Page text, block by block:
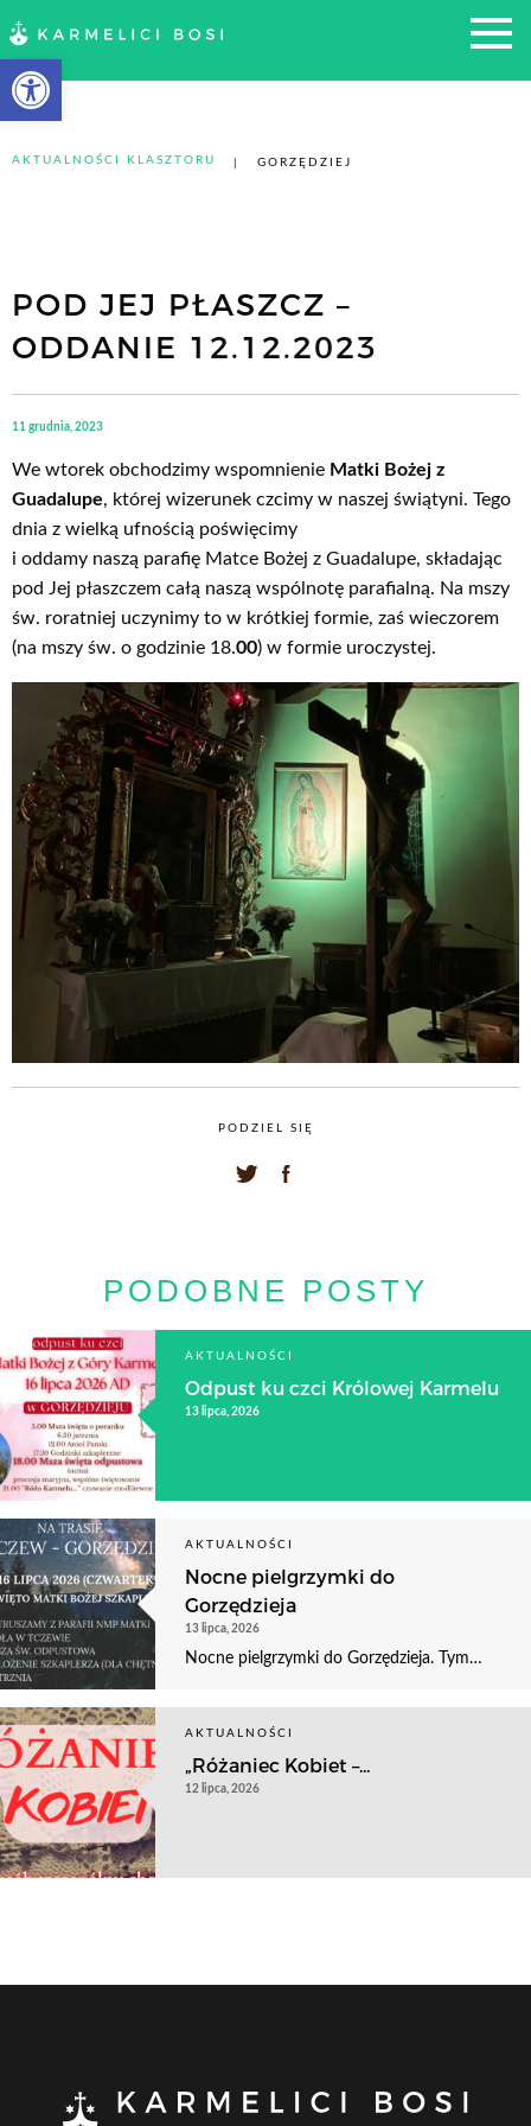
Otwórz pasek narzędzi
AKTUALNOŚCI KLASZTORU GORZĘDZIEJ
POD JEJ PŁASZCZ –
ODDANIE 12.12.2023
11 grudnia, 2023
We wtorek obchodzimy wspomnienie Matki Bożej z
Guadalupe, której wizerunek czcimy w naszej świątyni. Tego
dnia z wielką ufnością poświęcimy
i oddamy naszą parafię Matce Bożej z Guadalupe, składając
pod Jej płaszczem całą naszą wspólnotę parafialną. Na mszy
św. roratniej uczynimy to w krótkiej formie, zaś wieczorem
(na mszy św. o godzinie 18.00) w formie uroczystej.
PODZIEL SIĘ
PODOBNE POSTY
AKTUALNOŚCI
Odpust ku czci Królowej Karmelu
13 lipca, 2026
AKTUALNOŚCI
Nocne pielgrzymki do
Gorzędzieja
13 lipca, 2026
Nocne pielgrzymki do Gorzędzieja. Tym…
AKTUALNOŚCI
„Różaniec Kobiet –...
12 lipca, 2026